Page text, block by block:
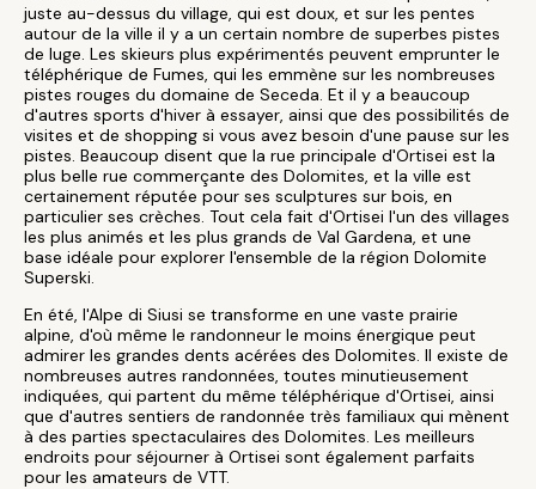
juste au-dessus du village, qui est doux, et sur les pentes
autour de la ville il y a un certain nombre de superbes pistes
de luge. Les skieurs plus expérimentés peuvent emprunter le
téléphérique de Fumes, qui les emmène sur les nombreuses
pistes rouges du domaine de Seceda. Et il y a beaucoup
d'autres sports d'hiver à essayer, ainsi que des possibilités de
visites et de shopping si vous avez besoin d'une pause sur les
pistes. Beaucoup disent que la rue principale d'Ortisei est la
plus belle rue commerçante des Dolomites, et la ville est
certainement réputée pour ses sculptures sur bois, en
particulier ses crèches. Tout cela fait d'Ortisei l'un des villages
les plus animés et les plus grands de Val Gardena, et une
base idéale pour explorer l'ensemble de la région Dolomite
Superski.
En été, l'Alpe di Siusi se transforme en une vaste prairie
alpine, d'où même le randonneur le moins énergique peut
admirer les grandes dents acérées des Dolomites. Il existe de
nombreuses autres randonnées, toutes minutieusement
indiquées, qui partent du même téléphérique d'Ortisei, ainsi
que d'autres sentiers de randonnée très familiaux qui mènent
à des parties spectaculaires des Dolomites. Les meilleurs
endroits pour séjourner à Ortisei sont également parfaits
pour les amateurs de VTT.